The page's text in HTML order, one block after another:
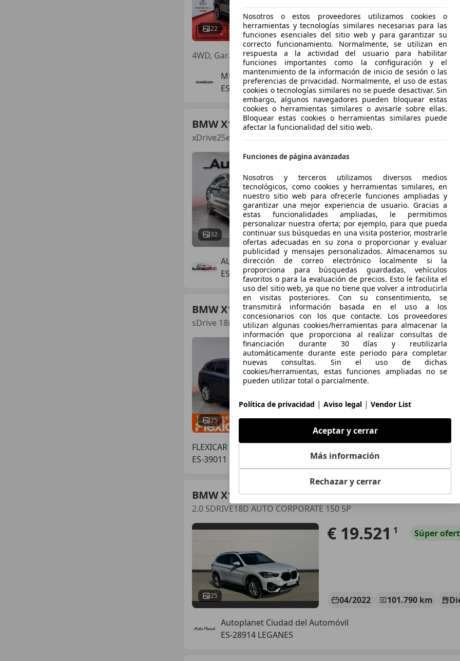
22 05/2011 146.000 km
MUNDICARS
ES-08203 SABADELL
BMW X1
xDrive25e XLine
32
€ 21.490
10/2021 81.281 km
AUTOS MADRID MÓSTOLES
ES-28933 MÓSTOLES
BMW X1
sDrive 18iA
25
€ 17.990 1 Súper
FLEXICAR SANTANDER
ES-39011 Santander
BMW X1
2.0 SDRIVE18D AUTO CORPORATE 150 5P
25
€ 19.521 1 Súper
04/2022 101.790 km
Autoplanet Ciudad del Automóvil
ES-28914 LEGANES
Nosotros o estos proveedores utilizamos cookies o
herramientas y tecnologías similares necesarias para las
funciones esenciales del sitio web y para garantizar su
correcto funcionamiento. Normalmente, se utilizan en
respuesta a la actividad del usuario para habilitar
funciones importantes como la configuración y el
mantenimiento de la información de inicio de sesión o las
preferencias de privacidad. Normalmente, el uso de estas
cookies o tecnologías similares no se puede desactivar. Sin
embargo, algunos navegadores pueden bloquear estas
cookies o herramientas similares o avisarle sobre ellas.
Bloquear estas cookies o herramientas similares puede
afectar la funcionalidad del sitio web.
Funciones de página avanzadas
Nosotros y terceros utilizamos diversos medios
tecnológicos, como cookies y herramientas similares, en
nuestro sitio web para ofrecerle funciones ampliadas y
garantizar una mejor experiencia de usuario. Gracias a
estas funcionalidades ampliadas, le permitimos
personalizar nuestra oferta; por ejemplo, para que pueda
continuar sus búsquedas en una visita posterior, mostrarle
ofertas adecuadas en su zona o proporcionar y evaluar
publicidad y mensajes personalizados. Almacenamos su
dirección de correo electrónico localmente si la
proporciona para búsquedas guardadas, vehículos
favoritos o para la evaluación de precios. Esto le facilita el
uso del sitio web, ya que no tiene que volver a introducirla
en visitas posteriores. Con su consentimiento, se
transmitirá información basada en el uso a los
concesionarios con los que contacte. Los proveedores
utilizan algunas cookies/herramientas para almacenar la
información que proporciona al realizar consultas de
financiación durante 30 días y reutilizarla
automáticamente durante este periodo para completar
nuevas consultas. Sin el uso de dichas
cookies/herramientas, estas funciones ampliadas no se
pueden utilizar total o parcialmente.
Política de privacidad | Aviso legal | Vendor List
Aceptar y cerrar
Más información
Rechazar y cerrar